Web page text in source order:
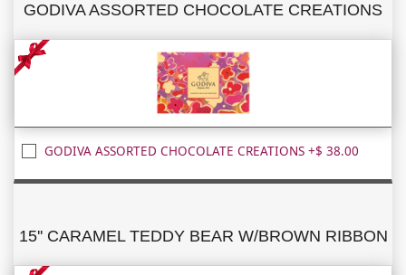
GODIVA ASSORTED CHOCOLATE CREATIONS
GODIVA ASSORTED CHOCOLATE CREATIONS +$ 38.00
15'' CARAMEL TEDDY BEAR W/BROWN RIBBON